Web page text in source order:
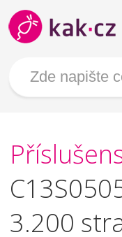
3.200